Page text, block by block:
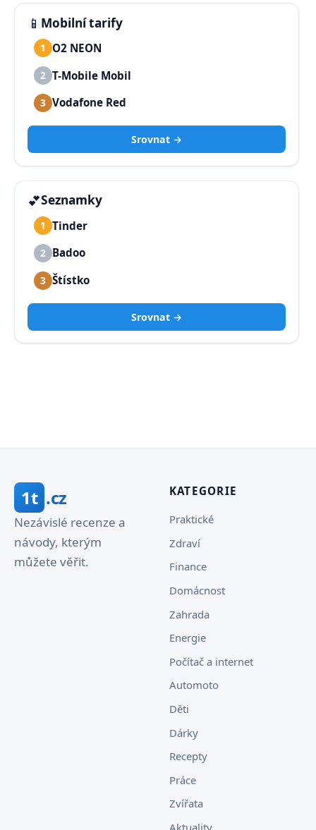
📱 Mobilní tarify
1 O2 NEON
2 T-Mobile Mobil
3 Vodafone Red
Srovnat →
💕Seznamky
1 Tinder
2 Badoo
3 Štístko
Srovnat →
1t .cz
Nezávislé recenze a
návody, kterým
můžete věřit.
KATEGORIE
Praktické
Zdraví
Finance
Domácnost
Zahrada
Energie
Počítač a internet
Automoto
Děti
Dárky
Recepty
Práce
Zvířata
Aktuality